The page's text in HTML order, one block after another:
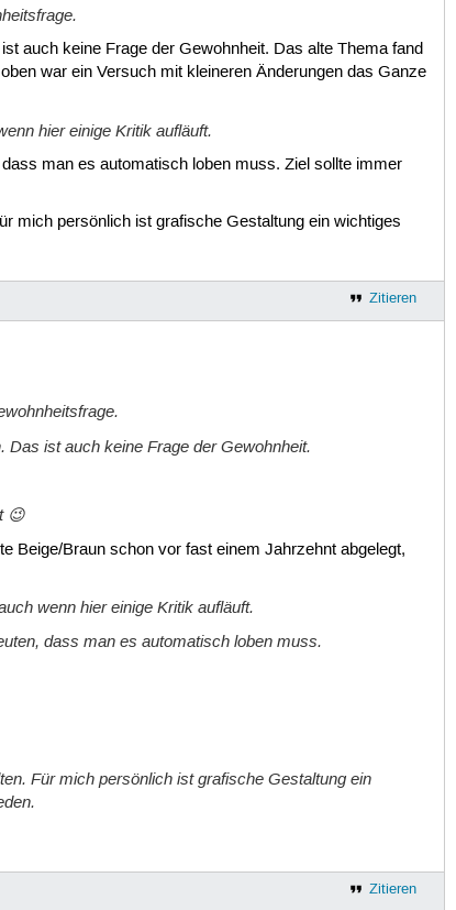
auch keine Frage der Gewohnheit. Das alte Thema fand
war ein Versuch mit kleineren Änderungen das Ganze
hier einige Kritik aufläuft.
man es automatisch loben muss. Ziel sollte immer
mich persönlich ist grafische Gestaltung ein wichtiges
Zitieren
ist auch keine Frage der Gewohnheit.
😉
Beige/Braun schon vor fast einem Jahrzehnt abgelegt,
wenn hier einige Kritik aufläuft.
dass man es automatisch loben muss.
Für mich persönlich ist grafische Gestaltung ein
Zitieren